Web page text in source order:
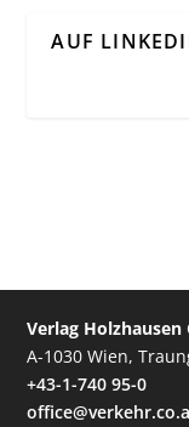
AUF
Verlag Holzhausen
A-1030 Wien,
+43-1-740 95-0